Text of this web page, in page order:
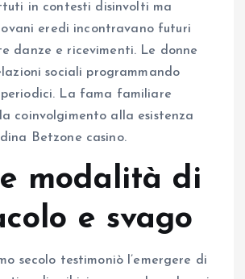
in contesti disinvolti ma
eredi incontravano futuri
danze e ricevimenti. Le donne
sociali programmando
La fama familiare
coinvolgimento alla esistenza
Betzone casino.
modalità di
e svago
secolo testimoniò l’emergere di